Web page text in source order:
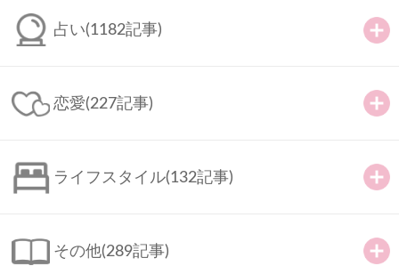
占い(1182記事)
恋愛(227記事)
ライフスタイル(132記事)
その他(289記事)